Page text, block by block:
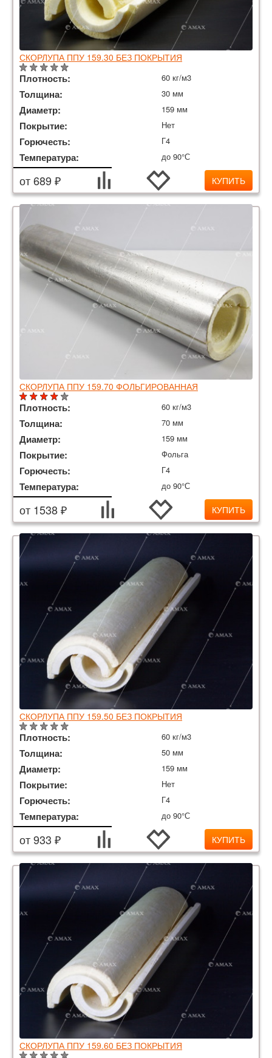
СКОРЛУПА ППУ 159.30 БЕЗ ПОКРЫТИЯ
Плотность: 60 кг/м3
Толщина: 30 мм
Диаметр: 159 мм
Покрытие: Нет
Горючесть: Г4
Температура: до 90°С
от 689 ₽ КУПИТЬ
СКОРЛУПА ППУ 159.70 ФОЛЬГИРОВАННАЯ
Плотность: 60 кг/м3
Толщина: 70 мм
Диаметр: 159 мм
Покрытие: Фольга
Горючесть: Г4
Температура: до 90°С
от 1538 ₽ КУПИТЬ
СКОРЛУПА ППУ 159.50 БЕЗ ПОКРЫТИЯ
Плотность: 60 кг/м3
Толщина: 50 мм
Диаметр: 159 мм
Покрытие: Нет
Горючесть: Г4
Температура: до 90°С
от 933 ₽ КУПИТЬ
СКОРЛУПА ППУ 159.60 БЕЗ ПОКРЫТИЯ